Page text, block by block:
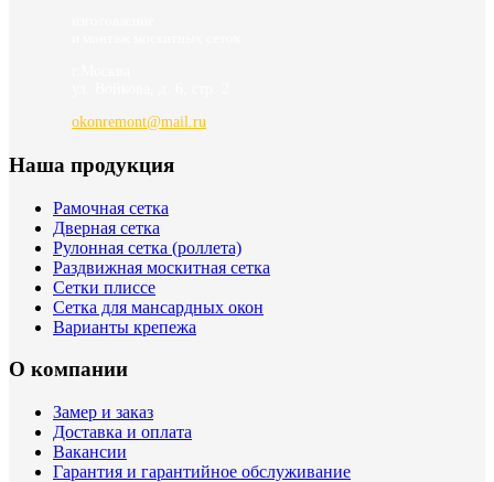
okonremont@mail.ru
Наша продукция
Рамочная сетка
Дверная сетка
Рулонная сетка (роллета)
Раздвижная москитная сетка
Сетки плиссе
Сетка для мансардных окон
Варианты крепежа
О компании
Замер и заказ
Доставка и оплата
Вакансии
Гарантия и гарантийное обслуживание